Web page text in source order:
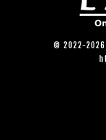
© 2022-2026